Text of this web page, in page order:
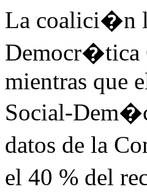
La coalici�n
Democr�tica
mientras que
Social-
datos de la
el 40 % del